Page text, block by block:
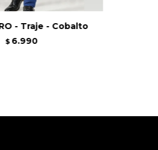
- Traje - Cobalto
$ 6.990